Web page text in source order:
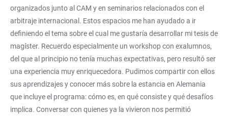
organizados junto al CAM y en seminarios relacionados con el
arbitraje internacional. Estos espacios me han ayudado a ir
definiendo el tema sobre el cual me gustaría desarrollar mi tesis de
magíster. Recuerdo especialmente un workshop con exalumnos,
del que al principio no tenía muchas expectativas, pero resultó ser
una experiencia muy enriquecedora. Pudimos compartir con ellos
sus aprendizajes y conocer más sobre la estancia en Alemania
que incluye el programa: cómo es, en qué consiste y qué desafíos
implica. Conversar con quienes ya la vivieron nos permitió